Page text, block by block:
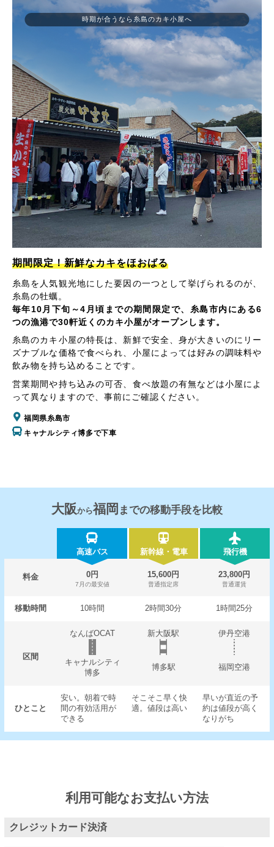
期間限定！新鮮なカキをほおばる
糸島を人気観光地にした要因の一つとして挙げられるのが、
糸島の牡蠣。
毎年10月下旬～4月頃までの期間限定で、糸島市内にある6
つの漁港で30軒近くのカキ小屋がオープンします。
糸島のカキ小屋の特長は、新鮮で安全、身が大きいのにリー
ズナブルな価格で食べられ、小屋によっては好みの調味料や
飲み物を持ち込めることです。
営業期間や持ち込みの可否、食べ放題の有無などは小屋によ
って異なりますので、事前にご確認ください。
福岡県糸島市
キャナルシティ博多で下車
時期が合うなら糸島のカキ小屋へ
大阪から福岡 までの移動手段を比較
高速バス 新幹線・電車 飛行機
料金 0円
7月の最安値
15,600円
普通指定席
23,800円
普通運賃
移動時間 10時間 2時間30分 1時間25分
区間
なんばOCAT 新大阪駅 伊丹空港
キャナルシティ
博多
博多駅 福岡空港
ひとこと
安い。朝着で時
間の有効活用が
できる
そこそこ早く快
適。値段は高い
早いが直近の予
約は値段が高く
なりがち
利用可能なお支払い方法
クレジットカード決済